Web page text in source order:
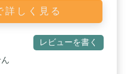
詳しく見る
レビューを書く